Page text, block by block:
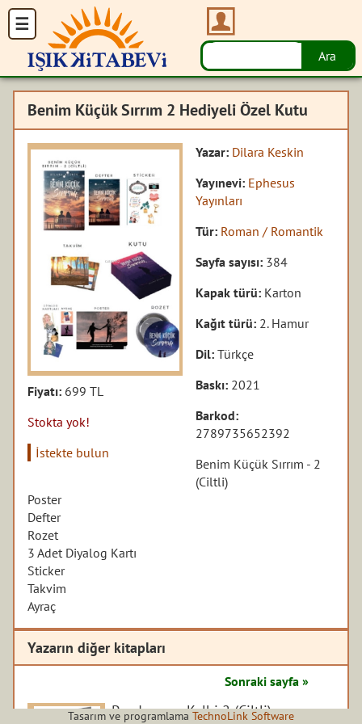
Benim Küçük Sırrım 2 Hediyeli Özel Kutu
Fiyatı: 699 TL
Stokta yok!
İstekte bulun
Yazar: Dilara Keskin
Yayınevi: Ephesus
Yayınları
Tür: Roman / Romantik
Sayfa sayısı: 384
Kapak türü: Karton
Kağıt türü: 2. Hamur
Dil:Türkçe
Baskı: 2021
Barkod:
2789735652392
Benim Küçük Sırrım - 2
(Ciltli)
Poster
Defter
Rozet
3 Adet Diyalog Kartı
Sticker
Takvim
Ayraç
Yazarın diğer kitapları
Sonraki sayfa »
Pandoranın Kalbi 2 (Ciltli)
Tasarım ve programlama TechnoLink Software